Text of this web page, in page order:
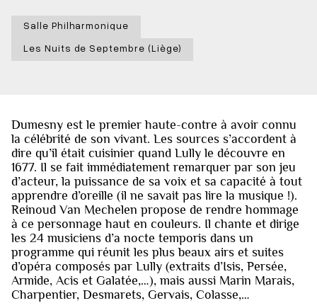
Salle Philharmonique
Les Nuits de Septembre (Liège)
Dumesny est le premier haute-contre à avoir connu
la célébrité de son vivant. Les sources s’accordent à
dire qu’il était cuisinier quand Lully le découvre en
1677. Il se fait immédiatement remarquer par son jeu
d’acteur, la puissance de sa voix et sa capacité à tout
apprendre d’oreille (il ne savait pas lire la musique !).
Reinoud Van Mechelen propose de rendre hommage
à ce personnage haut en couleurs. Il chante et dirige
les 24 musiciens d’a nocte temporis dans un
programme qui réunit les plus beaux airs et suites
d’opéra composés par Lully (extraits d’Isis, Persée,
Armide, Acis et Galatée,…), mais aussi Marin Marais,
Charpentier, Desmarets, Gervais, Colasse,…